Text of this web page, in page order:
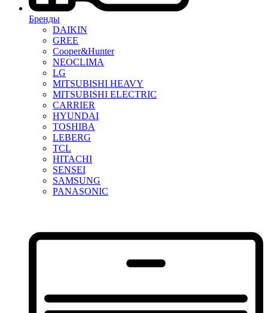
Бренды
DAIKIN
GREE
Cooper&Hunter
NEOCLIMA
LG
MITSUBISHI HEAVY
MITSUBISHI ELECTRIC
CARRIER
HYUNDAI
TOSHIBA
LEBERG
TCL
HITACHI
SENSEI
SAMSUNG
PANASONIC